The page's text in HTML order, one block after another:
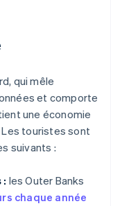
qui mêle
et comporte
une économie
Les touristes sont
suivants :
: les Outer Banks
chaque année